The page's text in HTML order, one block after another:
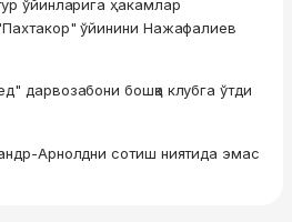
ўйинларига ҳакамлар
ўйинини Нажафалиев
дарвозабони бошқа клубга ўтди
Арнолдни сотиш ниятида эмас